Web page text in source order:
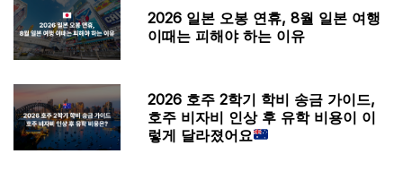
2026 일본 오봉 연휴, 8월 일본 여행
이때는 피해야 하는 이유
2026 호주 2학기 학비 송금 가이드,
호주 비자비 인상 후 유학 비용이 이
렇게 달라졌어요